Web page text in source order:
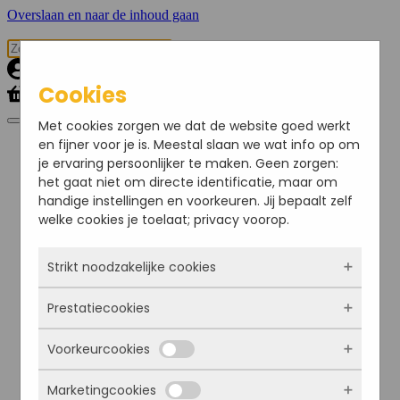
Overslaan en naar de inhoud gaan
Onze Merken
Onze winkel
Contact
Kinderkamer
Invulboeken & Herinneringen
Wanddecoratie & Verlichting
Kleding
Baby
Broeken & Leggings
Jassen & Accessoires
Jurken & Rokken
Mutsjes & Haarbandjes
Cookies
Met cookies zorgen we dat de website goed werkt
en fijner voor je is. Meestal slaan we wat info op om
je ervaring persoonlijker te maken. Geen zorgen:
het gaat niet om directe identificatie, maar om
handige instellingen en voorkeuren. Jij bepaalt zelf
welke cookies je toelaat; privacy voorop.
Strikt noodzakelijke cookies
Deze cookies zorgen ervoor dat de website
überhaupt werkt. Ze zijn dus altijd actief en
kunnen niet worden uitgezet. Meestal worden
ze alleen geplaatst als jij iets doet, zoals
inloggen, een formulier invullen of je
Prestatiecookies
Met deze cookies zien we hoe vaak onze site
bezocht wordt, waar bezoekers vandaan
komen en welke pagina’s populair zijn. Zo
Voorkeurcookies
Deze cookies onthouden jouw voorkeuren.
Marketingcookies